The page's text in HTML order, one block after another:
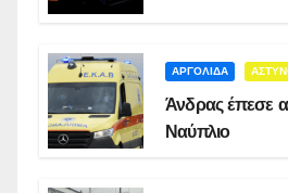
ΑΡΓΟΛΙΔΑ
Άνδρας έπεσε
Ναύπλιο